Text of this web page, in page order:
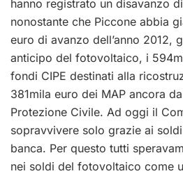
hanno registrato un disavanzo
nonostante che Piccone abbia
euro di avanzo dell’anno 2012,
anticipo del fotovoltaico, i
fondi CIPE destinati alla
381mila euro dei MAP ancora
Protezione Civile. Ad oggi il
sopravvivere solo grazie ai
banca. Per questo tutti
nei soldi del fotovoltaico come